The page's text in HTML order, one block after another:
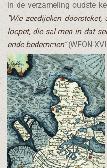
in de verzameling oudste
"Wie zeedijcken
loopet, die sal men in dat
ende bedemmen"(WFON